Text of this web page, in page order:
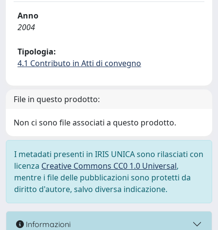
Anno
2004
Tipologia:
4.1 Contributo in Atti di convegno
File in questo prodotto:
Non ci sono file associati a questo prodotto.
I metadati presenti in IRIS UNICA sono rilasciati con
licenza Creative Commons CC0 1.0 Universal,
mentre i file delle pubblicazioni sono protetti da
diritto d'autore, salvo diversa indicazione.
Informazioni